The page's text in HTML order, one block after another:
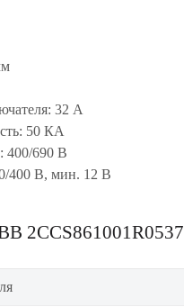
32 А
50 КА
400/690 В
400 В, мин. 12 В
2CCS861001R0537